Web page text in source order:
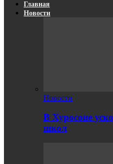
Главная
Новости
Новости
В Хуросоне
школ